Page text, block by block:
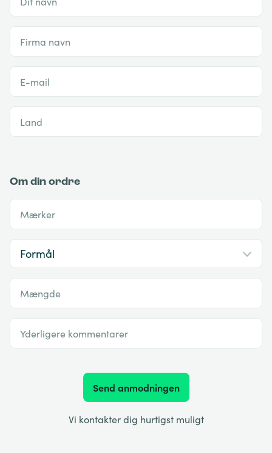
Firma navn
E-mail
Land
Om din ordre
Mærker
Mængde
Yderligere kommentarer
Send anmodningen
Vi kontakter dig hurtigst muligt